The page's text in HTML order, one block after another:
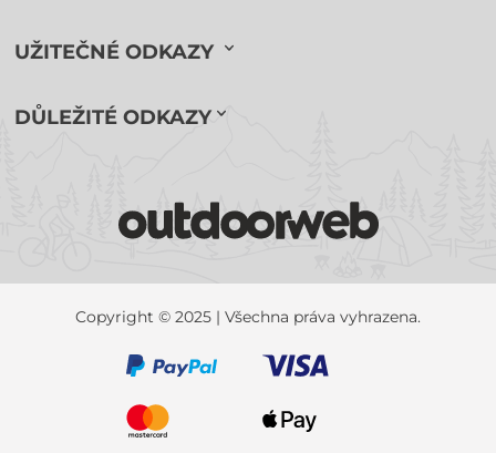
UŽITEČNÉ ODKAZY
DŮLEŽITÉ ODKAZY
Copyright © 2025 | Všechna práva vyhrazena.